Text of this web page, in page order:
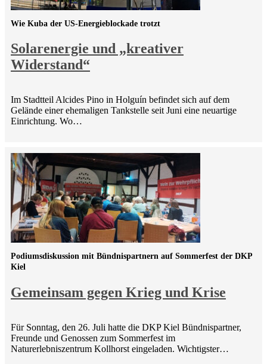
Solarenergie und „kreativer
Widerstand“
Wie Kuba der US-Energieblockade trotzt
Im Stadtteil Alcides Pino in Holguín befindet sich auf dem
Gelände einer ehemaligen Tankstelle seit Juni eine neuartige
Einrichtung. Wo…
Gemeinsam gegen Krieg und Krise
Podiumsdiskussion mit Bündnispartnern auf Sommerfest der DKP
Kiel
Für Sonntag, den 26. Juli hatte die DKP Kiel Bündnispartner,
Freunde und Genossen zum Sommerfest im
Naturerlebniszentrum Kollhorst eingeladen. Wichtigster…